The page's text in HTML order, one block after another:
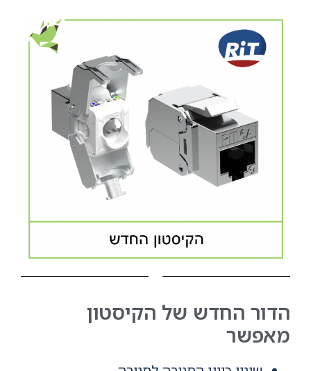
הדור החדש של הקיסטון
מאפשר